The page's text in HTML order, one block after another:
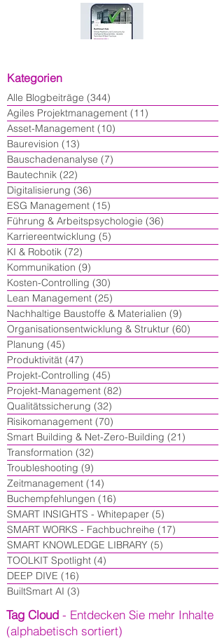
Kategorien
Alle Blogbeiträge (344)
Agiles Projektmanagement (11)
Asset-Management (10)
Baurevision (13)
Bauschadenanalyse (7)
Bautechnik (22)
Digitalisierung (36)
ESG Management (15)
Führung & Arbeitspsychologie (36)
Karriereentwicklung (5)
KI & Robotik (72)
Kommunikation (9)
Kosten-Controlling (30)
Lean Management (25)
Nachhaltige Baustoffe & Materialien (9)
Organisationsentwicklung & Struktur (60)
Planung (45)
Produktivität (47)
Projekt-Controlling (45)
Projekt-Management (82)
Qualitätssicherung (32)
Risikomanagement (70)
Smart Building & Net-Zero-Building (21)
Transformation (32)
Troubleshooting (9)
Zeitmanagement (14)
Buchempfehlungen (16)
SMART INSIGHTS - Whitepaper (5)
SMART WORKS - Fachbuchreihe (17)
SMART KNOWLEDGE LIBRARY (5)
TOOLKIT Spotlight (4)
DEEP DIVE (16)
BuiltSmart AI (3)
Tag Cloud - Entdecken Sie mehr Inhalte
(alphabetisch sortiert)